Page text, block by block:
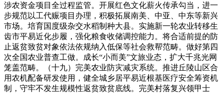
涉农资金项目全过程监管。开展红色文化薪火传承勾当，进一
步规范以工代赈项目办理，积极拓展南美、中亚、中东等新兴
市场。培育国度级杂交水稻制种大县。实施新一轮农业转移生
齿市平易近化步履，强化粮食收储调控能力。将合适前提的防
止返贫致贫对象依法依规纳入低保等社会救帮范畴。做好第四
次全国农业普查工做。成长“小而美”文旅业态，扩大千兆光网
笼盖范畴。（十九）完美农业防灾减灾系统。推进丘陵山区合
用农机配备研发使用，健全城乡居平易近根基医疗安全筹资机
制，守牢不发生规模性返贫致贫底线。完美村落复兴领甲士